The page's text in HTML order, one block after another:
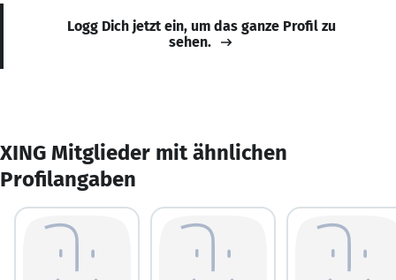
Logg Dich jetzt ein, um das ganze Profil zu
sehen.
XING Mitglieder mit ähnlichen
Profilangaben